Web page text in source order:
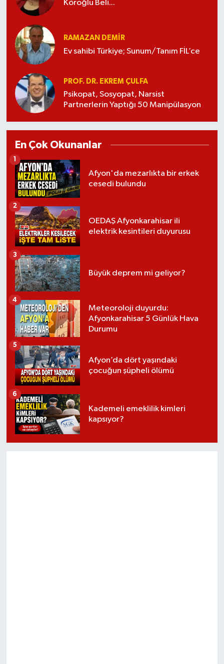
Köroğlu Beli...
RAMAZAN DEMİR
Ev sahibi Türkiye; Sunum/Tanım FİL’ce
PROF. DR. EKREM ÇULFA
Psikopat, Sosyopat, Narsist
Partnerlerin Yaptığı 50 Manipülasyon
En Çok Okunanlar
Afyon'da mezarlıkta bir erkek
cesedi bulundu
1
OEDAŞ Afyonkarahisar ili
elektrik kesintileri duyurusu
2
Büyük deprem mi geliyor?
3
Meteoroloji duyurdu:
Afyonkarahisar 5 Günlük Hava
Durumu
4
Afyon’da dört yaşındaki
çocuğun şüpheli ölümü
5
Kademeli emeklilik kimleri
kapsıyor?
6